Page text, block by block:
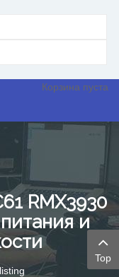
Корзина пуста
RMX3930
и
Top